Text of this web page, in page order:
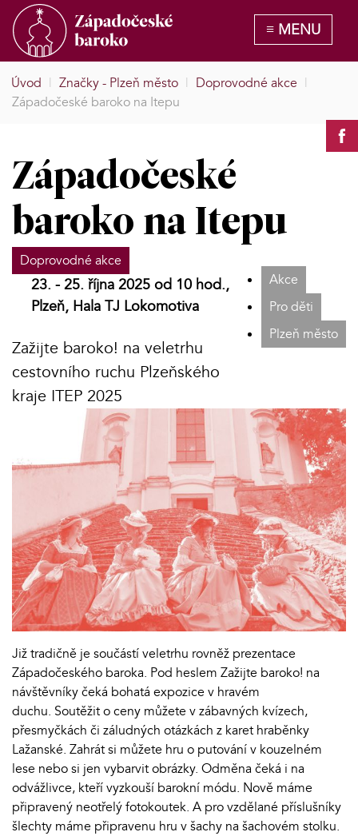
Úvod | Značky - Plzeň město | Doprovodné akce |
Západočeské baroko na Itepu
Západočeské
baroko na Itepu
Doprovodné akce
Akce
Pro děti
Plzeň město
23. - 25. října 2025 od 10 hod.,
Plzeň, Hala TJ Lokomotiva
Zažijte baroko! na veletrhu
cestovního ruchu Plzeňského
kraje ITEP 2025
Již tradičně je součástí veletrhu rovněž prezentace
Západočeského baroka. Pod heslem Zažijte baroko! na
návštěvníky čeká bohatá expozice v hravém
duchu. Soutěžit o ceny můžete v zábavných kvízech,
přesmyčkách či záludných otázkách z karet hraběnky
Lažanské. Zahrát si můžete hru o putování v kouzelném
lese nebo si jen vybarvit obrázky. Odměna čeká i na
odvážlivce, kteří vyzkouší barokní módu. Nově máme
připravený neotřelý fotokoutek. A pro vzdělané příslušníky
šlechty máme připravenu hru v šachy na šachovém stolku.